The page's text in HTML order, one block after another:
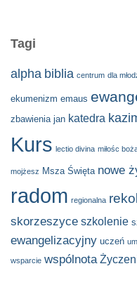
Tagi
alpha biblia centrum dla
ekumenizm emaus
zbawienia jan katedra
Kurs lectio divina miłośc
mojżesz Msza Święta nowe
radom regionalna
skorzeszyce szkolenie
ewangelizacyjny uczeń
wsparcie wspólnota